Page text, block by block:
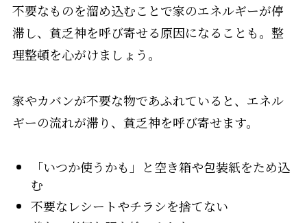
不要なものを溜め込むことで家のエネルギーが停
滞し、貧乏神を呼び寄せる原因になることも。整
理整頓を心がけましょう。
家やカバンが不要な物であふれていると、エネル
ギーの流れが滞り、貧乏神を呼び寄せます。
「いつか使うかも」と空き箱や包装紙をため込
む
不要なレシートやチラシを捨てない